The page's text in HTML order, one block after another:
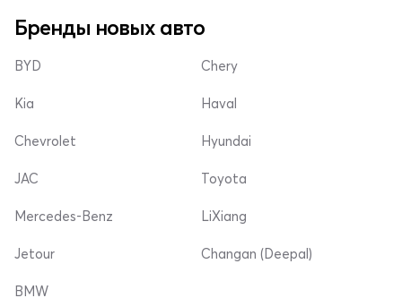
Бренды новых авто
BYD
Kia
Chevrolet
Chery
Haval
Hyundai
JAC
Mercedes-Benz
Jetour
Toyota
LiXiang
Changan (Deepal)
BMW